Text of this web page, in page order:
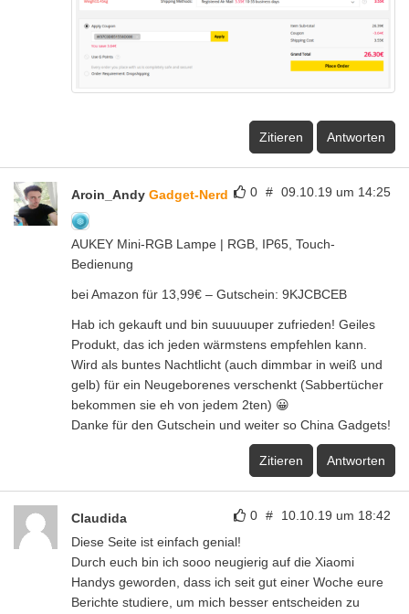
Zitieren Antworten
0 # 09.10.19 um 14:25
Aroin_Andy Gadget-Nerd
AUKEY Mini-RGB Lampe | RGB, IP65, Touch-
Bedienung
bei Amazon für 13,99€ – Gutschein: 9KJCBCEB
Hab ich gekauft und bin suuuuuper zufrieden! Geiles
Produkt, das ich jeden wärmstens empfehlen kann.
Wird als buntes Nachtlicht (auch dimmbar in weiß und
gelb) für ein Neugeborenes verschenkt (Sabbertücher
bekommen sie eh von jedem 2ten) 😀
Danke für den Gutschein und weiter so China Gadgets!
Zitieren Antworten
0 # 10.10.19 um 18:42
Claudida
Diese Seite ist einfach genial!
Durch euch bin ich sooo neugierig auf die Xiaomi
Handys geworden, dass ich seit gut einer Woche eure
Berichte studiere, um mich besser entscheiden zu